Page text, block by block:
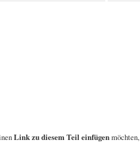
Link zu diesem Teil einfügenmöchten,